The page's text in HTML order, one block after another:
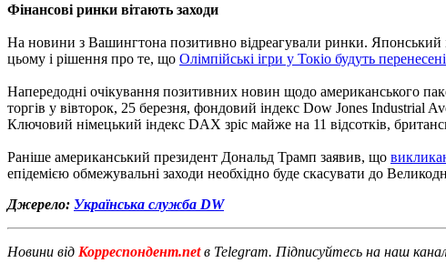
Фінансові ринки вітають заходи
На новини з Вашингтона позитивно відреагували ринки. Японський
цьому і рішення про те, що Олімпійські ігри у Токіо будуть
Напередодні очікування позитивних новин щодо американського
торгів у вівторок, 25 березня, фондовий індекс Dow Jones Industrial
Ключовий німецький індекс DAX зріс майже на 11 відсотків,
Раніше американський президент Дональд Трамп заявив, що
епідемією обмежувальні заходи необхідно буде скасувати до
Джерело: Українська служба DW
Новини від Корреспондент.netв Telegram. Підписуйтесь на наш